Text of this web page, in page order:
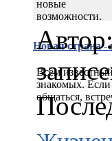
Новая страна -
Всем
знакомых. Если
общаться,